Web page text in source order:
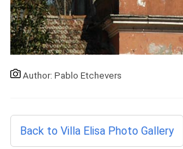
Author: Pablo Etchevers
Back to Villa Elisa Photo Gallery